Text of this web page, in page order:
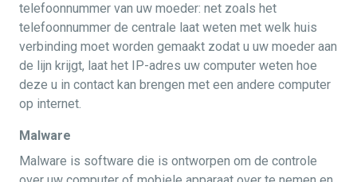
telefoonnummer van uw moeder: net zoals het
telefoonnummer de centrale laat weten met welk huis
verbinding moet worden gemaakt zodat u uw moeder aan
de lijn krijgt, laat het IP-adres uw computer weten hoe
deze u in contact kan brengen met een andere computer
op internet.
Malware
Malware is software die is ontworpen om de controle